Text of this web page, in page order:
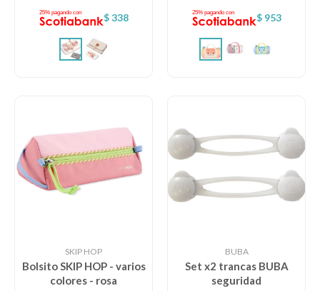
$ 338 $ 953
SKIP HOP
Bolsito SKIP HOP - varios
colores - rosa
BUBA
Set x2 trancas BUBA
seguridad